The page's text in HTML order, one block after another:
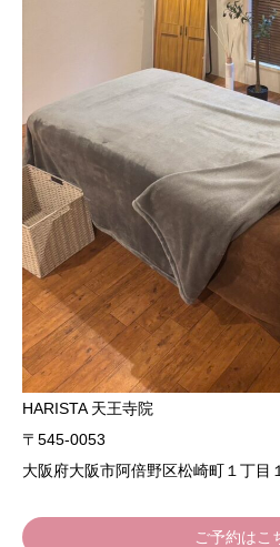
HARISTA 天王寺院
〒545-0053
大阪府大阪市阿倍野区松崎町１丁目
ご予約はこ